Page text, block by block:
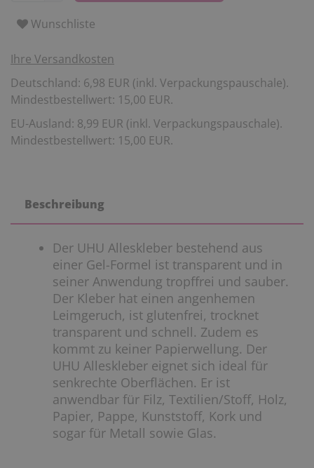
Wunschliste
Ihre Versandkosten
Deutschland: 6,98 EUR (inkl. Verpackungspauschale).
Mindestbestellwert: 15,00 EUR.
EU-Ausland: 8,99 EUR (inkl. Verpackungspauschale).
Mindestbestellwert: 15,00 EUR.
Beschreibung
Der UHU Alleskleber bestehend aus
einer Gel-Formel ist transparent und in
seiner Anwendung tropffrei und sauber.
Der Kleber hat einen angenhemen
Leimgeruch, ist glutenfrei, trocknet
transparent und schnell. Zudem es
kommt zu keiner Papierwellung. Der
UHU Alleskleber eignet sich ideal für
senkrechte Oberflächen. Er ist
anwendbar für Filz, Textilien/Stoff, Holz,
Papier, Pappe, Kunststoff, Kork und
sogar für Metall sowie Glas.